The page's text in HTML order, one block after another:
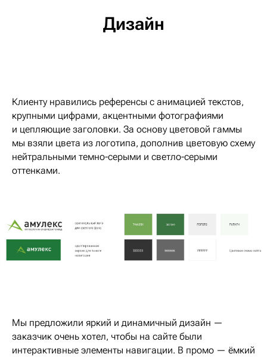
Дизайн
Клиенту нравились референсы с анимацией текстов,
крупными цифрами, акцентными фотографиями
и цепляющие заголовки. За основу цветовой гаммы
мы взяли цвета из логотипа, дополнив цветовую схему
нейтральными темно-серыми и светло-серыми
оттенками.
Мы предложили яркий и динамичный дизайн —
заказчик очень хотел, чтобы на сайте были
интерактивные элементы навигации. В промо — ёмкий